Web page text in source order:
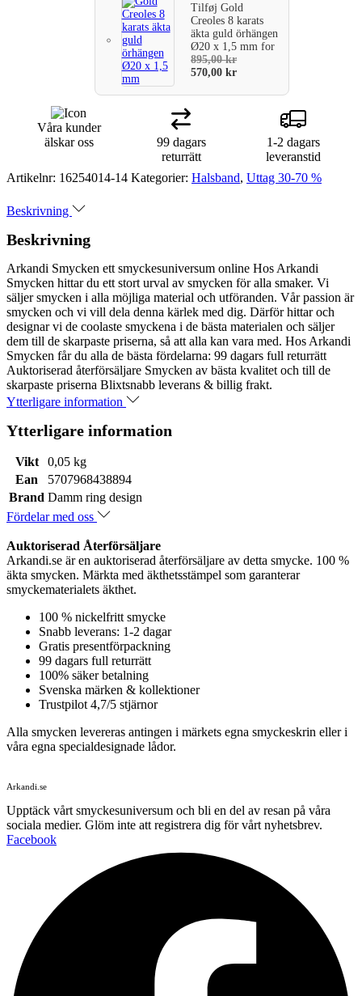
TilføjGold
Creoles 8 karats
äkta guld örhängen
Ø20 x 1,5 mmfor
895,00kr
570,00kr
Våra kunder
älskar oss
99 dagars
returrätt
1-2 dagars
leveranstid
Artikelnr: 16254014-14 Kategorier: Halsband, Uttag 30-70 %
Beskrivning
Beskrivning
Arkandi Smycken ett smyckesuniversum online Hos Arkandi
Smycken hittar du ett stort urval av smycken för alla smaker. Vi
säljer smycken i alla möjliga material och utföranden. Vår passion är
smycken och vi vill dela denna kärlek med dig. Därför hittar och
designar vi de coolaste smyckena i de bästa materialen och säljer
dem till de skarpaste priserna, så att alla kan vara med. Hos Arkandi
Smycken får du alla de bästa fördelarna: 99 dagars full returrätt
Auktoriserad återförsäljare Smycken av bästa kvalitet och till de
skarpaste priserna Blixtsnabb leverans & billig frakt.
Ytterligare information
Ytterligare information
Vikt
0,05 kg
Ean
5707968438894
Brand Damm ring design
Fördelar med oss
Auktoriserad Återförsäljare
Arkandi.se är en auktoriserad återförsäljare av detta smycke. 100 %
äkta smycken. Märkta med äkthetsstämpel som garanterar
smyckematerialets äkthet.
100 % nickelfritt smycke
Snabb leverans: 1-2 dagar
Gratis presentförpackning
99 dagars full returrätt
100% säker betalning
Svenska märken & kollektioner
Trustpilot 4,7/5 stjärnor
Alla smycken levereras antingen i märkets egna smyckeskrin eller i
våra egna specialdesignade lådor.
Arkandi.se
Upptäck vårt smyckesuniversum och bli en del av resan på våra
sociala medier. Glöm inte att registrera dig för vårt nyhetsbrev.
Facebook